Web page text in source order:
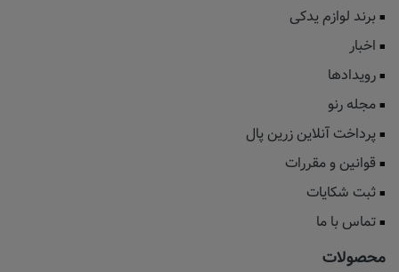
برند لوازم یدکی
اخبار
رویدادها
مجله رنو
پرداخت آنلاین زرین پال
قوانین و مقررات
ثبت شکایات
تماس با ما
محصولات